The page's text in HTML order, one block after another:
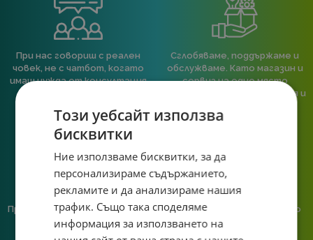
При нас говориш с реален
човек, не с чатбот, когато
имаш нужда от консултация
Сглобяваме, поддържаме и
обслужваме. Като магазин и
сервиз на едно място
гарантираме бърза реакция и
система.
Предлагаме различни методи
на плащане, включително
възможност за плащане с
Ние сме малък екип и точно
затова поемаме лична
Този уебсайт използва
бисквитки
Ние използваме бисквитки, за да
персонализираме съдържанието,
рекламите и да анализираме нашия
трафик. Също така споделяме
информация за използването на